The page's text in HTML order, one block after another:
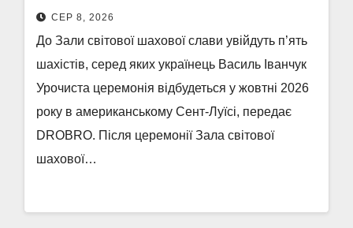
СЕР 8, 2026
До Зали світової шахової слави увійдуть п’ять
шахістів, серед яких українець Василь Іванчук
Урочиста церемонія відбудеться у жовтні 2026
року в американському Сент-Луїсі, передає
DROBRO. Після церемонії Зала світової
шахової…